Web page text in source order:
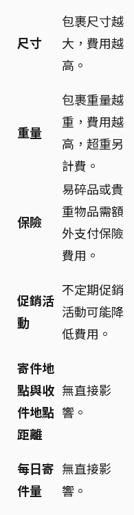
尺寸
包裹尺寸越
大，費用越
高。
重量
包裹重量越
重，費用越
高，超重另
計費。
保險
易碎品或貴
重物品需額
外支付保險
費用。
促銷活
動
不定期促銷
活動可能降
低費用。
寄件地
點與收
件地點
距離
無直接影
響。
每日寄
件量
無直接影
響。